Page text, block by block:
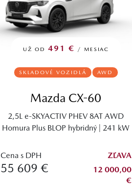
UŽ OD491 € / MESIAC
SKLADOVÉ VOZIDLÁ AWD
Mazda CX-60
2,5L e-SKYACTIV PHEV 8AT AWD
Homura Plus BLOP hybridný | 241 kW
Cena s DPH
55 609 €
ZĽAVA
12 000,00
€